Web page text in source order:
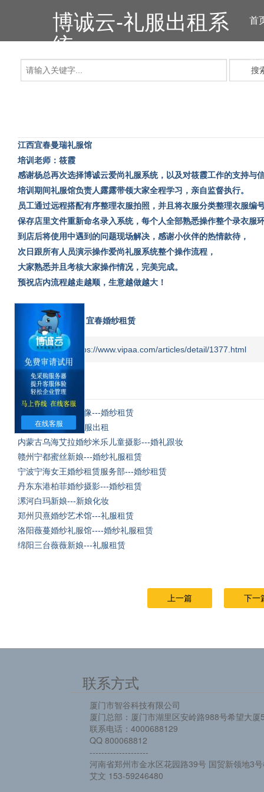
在线客服
博诚云-礼服出租系
统
首
礼
搜
江西宜春曼瑞礼服馆
培训老师：筱霞
感谢杨总再次选择博诚云爱尚礼服系统，以及对筱霞工作的支持与
培训期间礼服馆负责人露露带领大家全程学习，亲自监督执行。
员工通过远程搭配有序整理衣服拍照，并且将衣服分类整理衣服编
保存店里文件重新命名录入系统，每个人全部熟悉操作整个录衣服
到店后将使用中遇到的问题现场解决，感谢小伙伴的热情款待，
次日跟所有人员演示操作爱尚礼服系统整个操作流程，
大家熟悉并且考核大家操作情况，完美完成。
预祝店内流程越走越顺，生意越做越大！
标签：婚纱租赁 宜春婚纱租赁
本文地址：https://www.vipaa.com/articles/detail/1377.html
相关文章
驻马店平舆米兰影像---婚纱租赁
南昌艺匠摄影---礼服出租
内蒙古乌海艾拉婚纱米乐儿童摄影---婚礼跟妆
赣州宁都蜜丝新娘---婚纱礼服租赁
宁波宁海女王婚纱租赁服务部---婚纱租赁
丹东东港柏菲婚纱摄影---婚纱租赁
漯河白玛新娘---新娘化妆
郑州贝熹婚纱艺术馆---礼服租赁
洛阳薇蔓婚纱礼服馆----婚纱礼服租赁
绵阳三台薇薇新娘---礼服租赁
上一篇 下一
联系方式
厦门市智谷科技有限公司
厦门总部：厦门市湖里区安岭路988号希望大厦
联系电话：4000688129
QQ 800068812
--------------------
河南省郑州市金水区花园路39号 国贸新领地3
艾文 153-59246480